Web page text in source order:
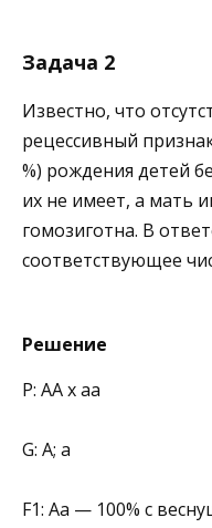
Задача 2
Известно, что
рецессивный
%) рождения детей
их не имеет, а мать
гомозиготна. В
соответствующее
Решение
Р: АА х аа
G: А; а
F1: Аа — 100% с